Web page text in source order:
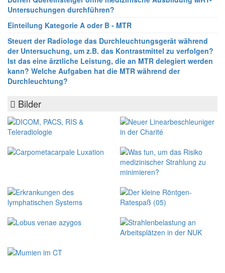
Untersuchungen durchführen?
Einteilung Kategorie A oder B - MTR
Steuert der Radiologe das Durchleuchtungsgerät während
der Untersuchung, um z.B. das Kontrastmittel zu verfolgen?
Ist das eine ärztliche Leistung, die an MTR delegiert werden
kann? Welche Aufgaben hat die MTR während der
Durchleuchtung?
Bilder